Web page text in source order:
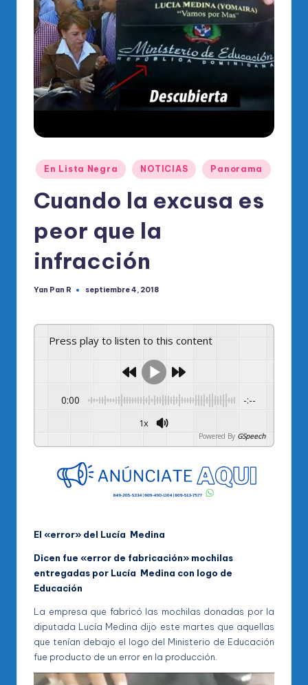
di
o
O
fi
ci
al
el
R
M
Publicado
en
En Lista Negra NOTICIAS Panorama
Cuando la excusa es
peor que la
infracción
Publicado
Yan Pan R septiembre 4, 2018
Press play to listen to this content
0:00 -:--
1x
Powered By GSpeech
El «error» del Lucía Medina
Dicen fue «error de fabricación» mochilas
entregadas por Lucía Medina con logo de
Educación
La empresa que fabricó las mochilas donadas por la
diputada Lucía Medina dijo este martes que aquellas
que tenían debajo el logo del Ministerio de Educación
fue producto de un error en la producción.